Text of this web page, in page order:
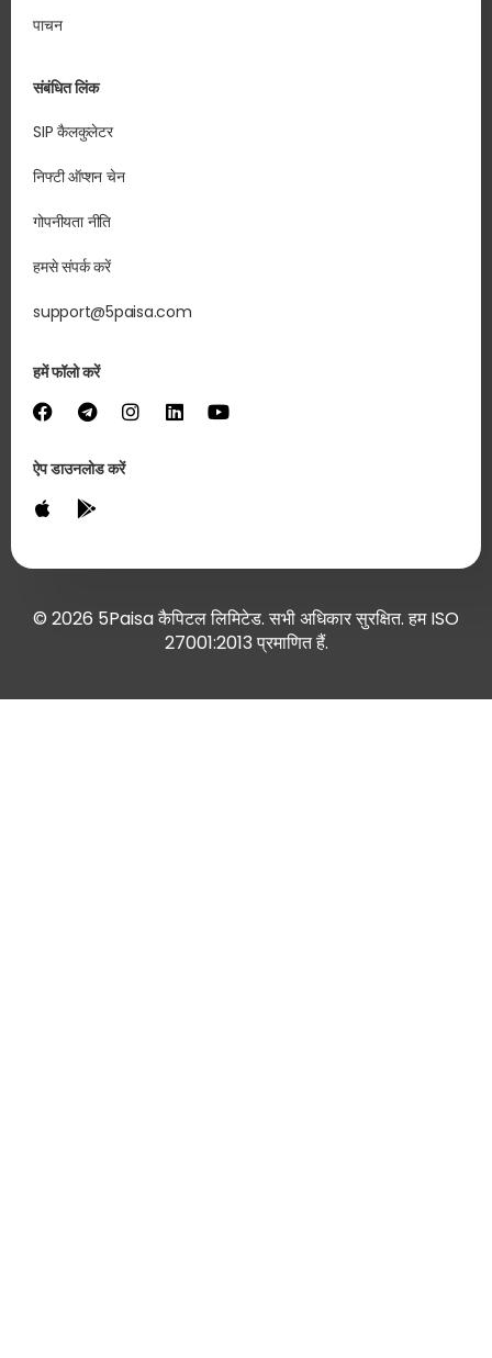
पाचन
संबंधित लिंक
SIP कैलकुलेटर
निफ्टी ऑप्शन चेन
गोपनीयता नीति
हमसे संपर्क करें
support@5paisa.com
हमें फॉलो करें
ऐप डाउनलोड करें
© 2026 5Paisa कैपिटल लिमिटेड. सभी अधिकार सुरक्षित. हम ISO
27001:2013 प्रमाणित हैं.